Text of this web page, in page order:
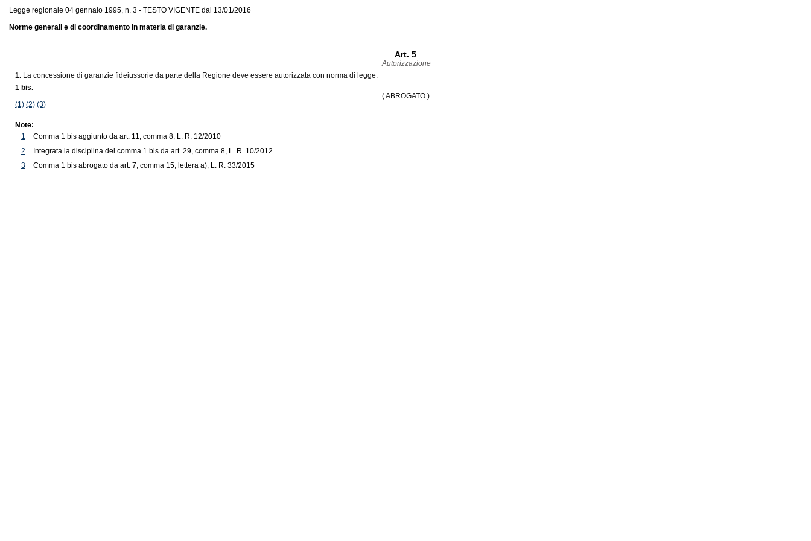
Legge regionale 04 gennaio 1995, n. 3 - TESTO VIGENTE dal 13/01/2016
Norme generali e di coordinamento in materia di garanzie.
Art. 5
Autorizzazione
1. La concessione di garanzie fideiussorie da parte della Regione deve essere autorizzata con norma di legge.
1 bis.
( ABROGATO )
(1) (2) (3)
Note:
1
Comma 1 bis aggiunto da art. 11, comma 8, L. R. 12/2010
2
Integrata la disciplina del comma 1 bis da art. 29, comma 8, L. R. 10/2012
3
Comma 1 bis abrogato da art. 7, comma 15, lettera a), L. R. 33/2015